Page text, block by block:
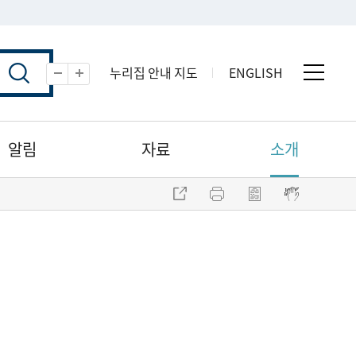
축소 누리집 안내 지도 ENGLISH
알림 자료 소개
주소 복사 프린트 점자파일 내려받기